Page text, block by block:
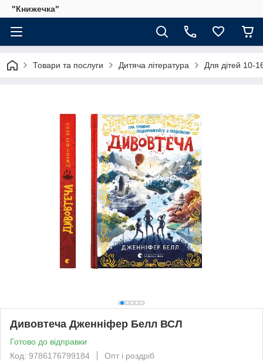
"Книжечка"
Товари та послуги Дитяча література Для дітей 10-
Дивовтеча Дженніфер Белл ВСЛ
Готово до відправки
Код: 9786176799184
Опт і роздріб